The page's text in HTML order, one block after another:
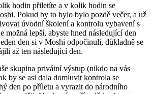
hodin přiletíte a v kolik hodin se
Pokud by to bylo bylo pozdě večer, a už
úvodní školení a kontrolu vybavení s
možná lepší, abyste hned následující den
den si v Moshi odpočinuli, důkladně se
až ten následující den.
skupina privátní výstup (nikdo na vás
by se asi dala domluvit kontrola se
den po příletu a vyrazit do národního